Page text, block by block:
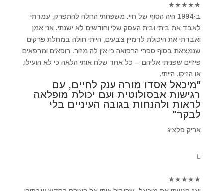
★
★
★
★
★
ב-1994 היה הסוף של חיי. משפחתי החלה להתפרק, עמדתי
לאבד את ביתי ובית העסק שלי וחודשים לא ישנתי. אני אמן
ואבדתי את היכולת לדמיין צבעים, הייתי חולה במחלת פרקים
שנמצאת בסוף ספרי הרפואה כי אין לה מזור. רופאים ומרפאים
פיזיים שפניתי אליהם – כל אחד שלח אותי הלאה כי לא הועילו,
או הזיקו. הייתי.
"מיכאל אסדו מורה ענק לחיים, עם
רגישות אבסולוטית ועם יכולת מופלאה
לראות ולהנחות בגובה העיניים בלי
לבקר"
אריק פלציג
★
★
★
★
★